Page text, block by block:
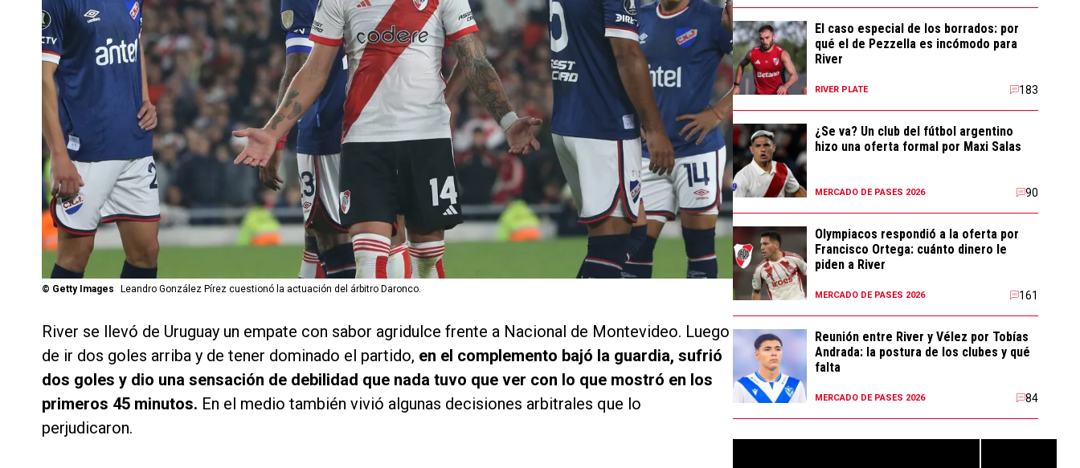
© Getty Images Leandro González Pírez cuestionó la actuación del árbitro Daronco.
River se llevó de Uruguay un empate con sabor agridulce frente a Nacional de Montevideo. Luego
de ir dos goles arriba y de tener dominado el partido, en el complemento bajó la guardia, sufrió
dos goles y dio una sensación de debilidad que nada tuvo que ver con lo que mostró en los
primeros 45 minutos. En el medio también vivió algunas decisiones arbitrales que lo
perjudicaron.
El caso especial de los borrados: por
qué el de Pezzella es incómodo para
River
RIVER PLATE 183
¿Se va? Un club del fútbol argentino
hizo una oferta formal por Maxi Salas
MERCADO DE PASES 2026 90
Olympiacos respondió a la oferta por
Francisco Ortega: cuánto dinero le
piden a River
MERCADO DE PASES 2026 161
Reunión entre River y Vélez por Tobías
Andrada: la postura de los clubes y qué
falta
MERCADO DE PASES 2026 84